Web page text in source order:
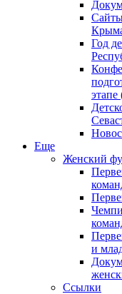
Год
этапе
Еще
Женский
и
Ссылки